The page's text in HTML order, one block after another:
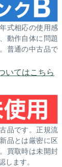
式相応の使用感
動作自体に問題
普通の中古品で
いてはこちら
品です。正規流
品とは厳密に区
買取時は未開封
します。